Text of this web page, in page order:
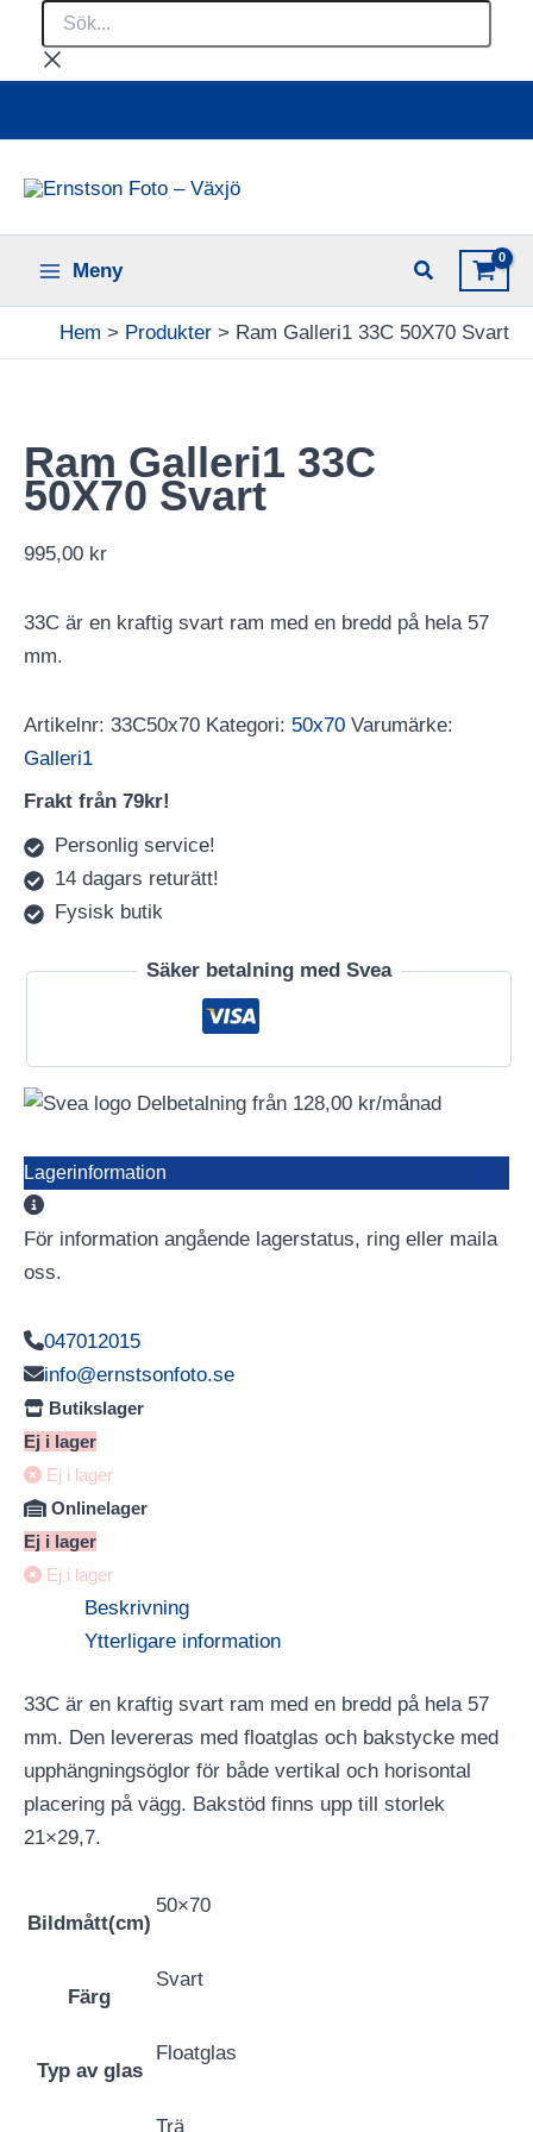
innehåll
Sök...
Meny
Hem Produkter Ram Galleri1 33C 50X70 Svart
Ram Galleri1 33C
50X70 Svart
995,00 kr
33C är en kraftig svart ram med en bredd på hela 57
mm.
Artikelnr: 33C50x70 Kategori: 50x70 Varumärke:
Galleri1
Frakt från 79kr!
Personlig service!
14 dagars returätt!
Fysisk butik
Säker betalning med Svea
Delbetalning från 128,00 kr/månad
Lagerinformation
För information angående lagerstatus, ring eller maila
oss.
047012015
info@ernstsonfoto.se
Butikslager
Ej i lager
Ej i lager
Onlinelager
Ej i lager
Ej i lager
Beskrivning
Ytterligare information
33C är en kraftig svart ram med en bredd på hela 57
mm. Den levereras med floatglas och bakstycke med
upphängningsöglor för både vertikal och horisontal
placering på vägg. Bakstöd finns upp till storlek
21×29,7.
Bildmått(cm)
50×70
Färg
Svart
Typ av glas
Floatglas
Trä